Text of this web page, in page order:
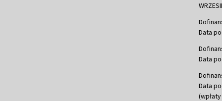
Data
Data
Data